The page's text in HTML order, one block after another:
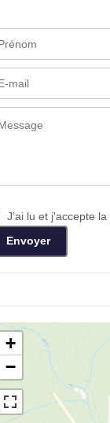
J’ai lu et j'accepte la
Envoyer
+
−